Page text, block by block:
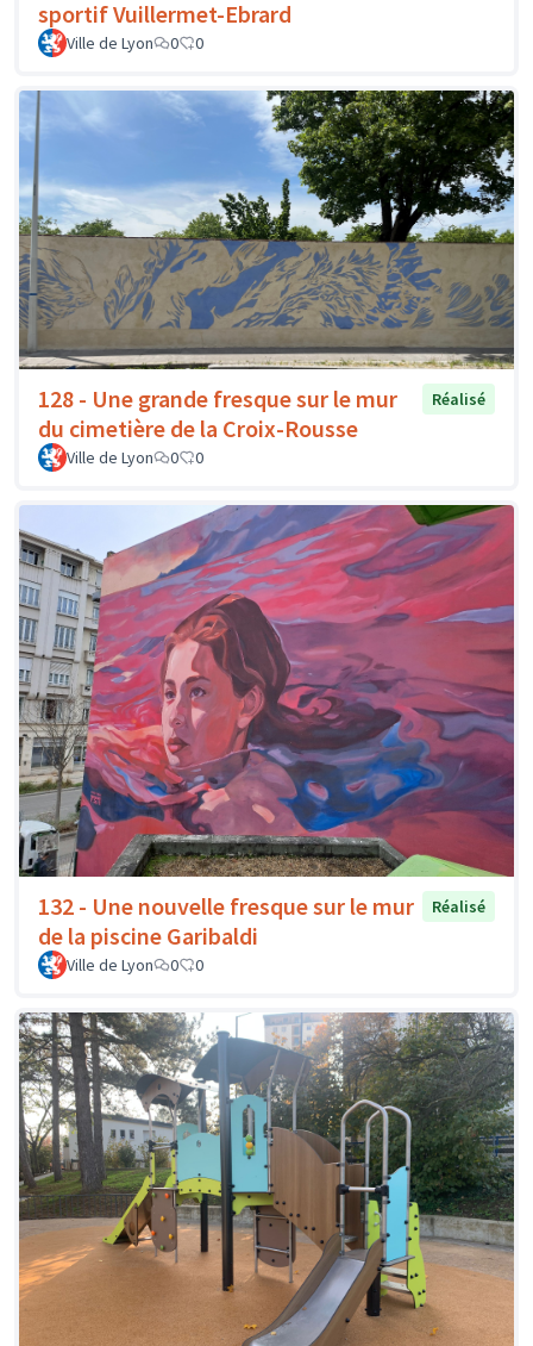
sportif Vuillermet-Ebrard
Ville de Lyon 0 0
128 - Une grande fresque sur le mur
du cimetière de la Croix-Rousse
Réalisé
Ville de Lyon 0 0
132 - Une nouvelle fresque sur le mur
de la piscine Garibaldi
Réalisé
Ville de Lyon 0 0